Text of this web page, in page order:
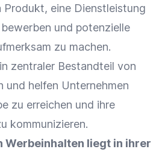
Produkt, eine Dienstleistung
und potenzielle
zu machen.
zentraler Bestandteil von
und helfen Unternehmen
zu erreichen und ihre
kommunizieren.
Werbeinhalten liegt in ihrer